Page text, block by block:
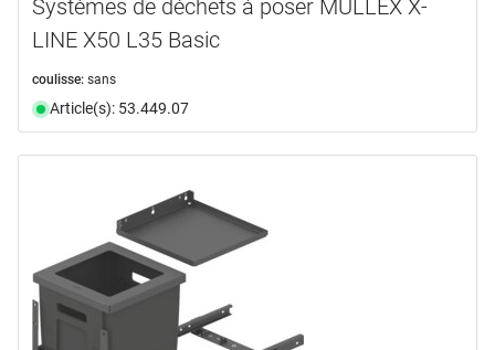
Systèmes de déchets à poser MÜLLEX X-
LINE X50 L35 Basic
coulisse: sans
Article(s): 53.449.07